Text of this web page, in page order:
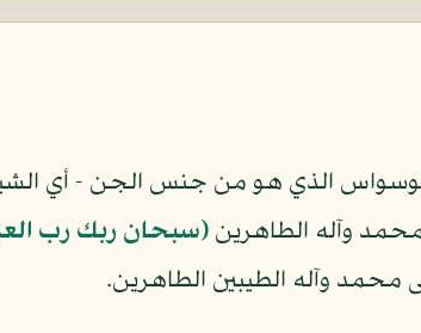
الذي هو من جنس الجن - أي
وآله الطاهرين (سبحان ربك رب
محمد وآله الطيبين الطاهرين.